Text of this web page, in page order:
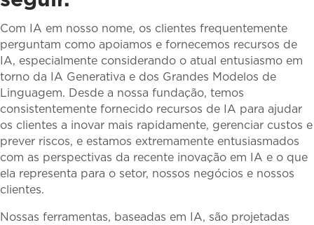
Com IA em nosso nome, os clientes frequentemente
perguntam como apoiamos e fornecemos recursos de
IA, especialmente considerando o atual entusiasmo em
torno da IA ​​Generativa e dos Grandes Modelos de
Linguagem. Desde a nossa fundação, temos
consistentemente fornecido recursos de IA para ajudar
os clientes a inovar mais rapidamente, gerenciar custos e
prever riscos, e estamos extremamente entusiasmados
com as perspectivas da recente inovação em IA e o que
ela representa para o setor, nossos negócios e nossos
clientes.
Nossas ferramentas, baseadas em IA, são projetadas